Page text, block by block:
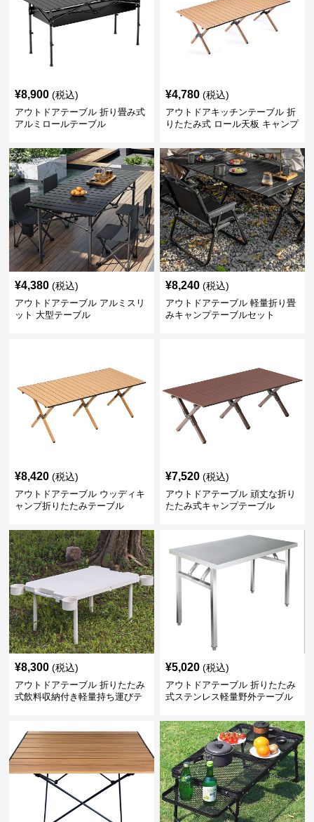
¥8,900 (税込)
アウトドアテーブル 折り畳み式
アルミロールテーブル
¥4,780 (税込)
アウトドアキッチンテーブル 折
りたたみ式 ロール天板 キャンプ
¥4,380 (税込)
アウトドアテーブル アルミスリ
ット 大型テーブル
¥8,240 (税込)
アウトドアテーブル 軽量折り畳
みキャンプテーブルセット
¥8,420 (税込)
アウトドアテーブル ウッディキ
ャンプ折りたたみテーブル
¥7,520 (税込)
アウトドアテーブル 頑丈な折り
たたみ式キャンプテーブル
¥8,300 (税込)
アウトドアテーブル 折りたたみ
式飲料収納付き軽量持ち運びテ
¥5,020 (税込)
アウトドアテーブル 折りたたみ
式ステンレス軽量野外テーブル